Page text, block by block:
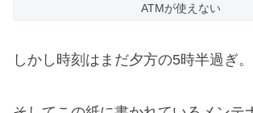
ATMが使えない
しかし時刻はまだ夕方の5時半過ぎ。